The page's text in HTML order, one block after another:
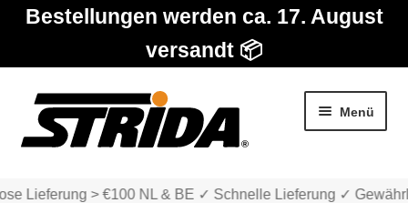
Bestellungen werden ca. 17. August
versandt 📦
Zur
Navigation
springen
Zum
Inhalt
springen
Menü
Lieferung > €100 NL & BE ✓ Schnelle Lieferung ✓